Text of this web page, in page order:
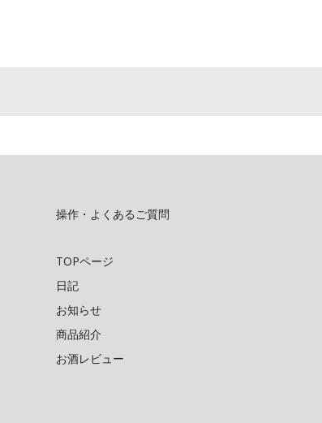
操作・よくあるご質問
TOPページ
日記
お知らせ
商品紹介
お酒レビュー